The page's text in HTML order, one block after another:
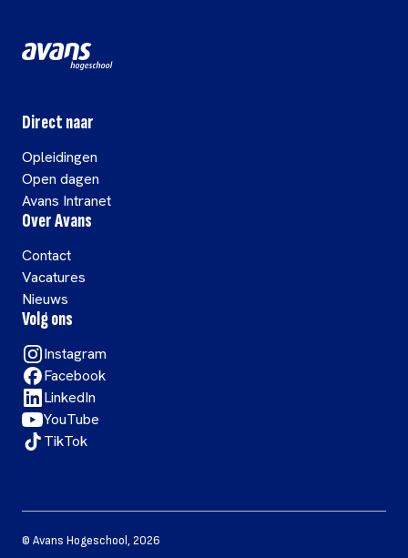
Direct naar
Opleidingen
Open dagen
Avans Intranet
Over Avans
Contact
Vacatures
Nieuws
Volg ons
Instagram
Facebook
LinkedIn
YouTube
TikTok
© Avans Hogeschool,2026